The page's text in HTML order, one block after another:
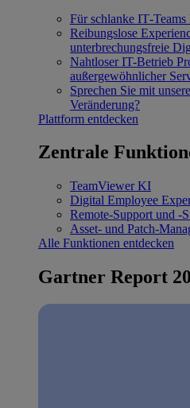
Für schlanke IT‐Teams
Reibungslose
unterbrechungsfreie
Nahtloser IT-Betrieb
außergewöhnlicher
Sprechen Sie mit
Veränderung?
Plattform entdecken
Zentrale
TeamViewer KI
Digital Employee
Remote-Support und -
Asset- und Patch-
Alle Funktionen entdecken
Gartner Report